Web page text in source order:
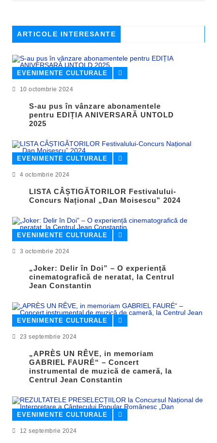
ARTICOLE INTERESANTE
EVENIMENTE CULTURALE
10 octombrie 2024
S-au pus în vânzare abonamentele
pentru EDIȚIA ANIVERSARĂ UNTOLD
2025
EVENIMENTE CULTURALE
4 octombrie 2024
LISTA CÂȘTIGĂTORILOR Festivalului-
Concurs Național „Dan Moisescu” 2024
EVENIMENTE CULTURALE
3 octombrie 2024
„Joker: Delir în Doi” – O experiență
cinematografică de neratat, la Centrul
Jean Constantin
EVENIMENTE CULTURALE
23 septembrie 2024
„APRÈS UN RÊVE, in memoriam
GABRIEL FAURÉ“ – Concert
instrumental de muzică de cameră, la
Centrul Jean Constantin
EVENIMENTE CULTURALE
12 septembrie 2024